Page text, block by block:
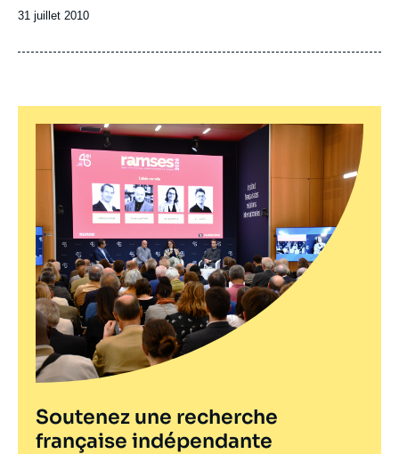
Date
publication
31 juillet 2010
Soutenez une recherche
française indépendante